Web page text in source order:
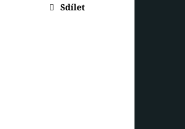
Sdílet